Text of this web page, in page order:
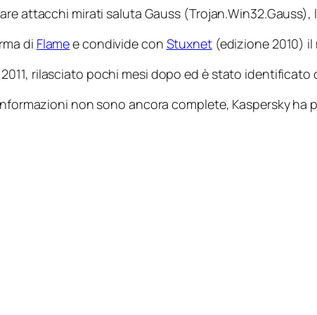
attacchi mirati saluta Gauss (Trojan.Win32.Gauss),
di Flamee condivide con Stuxnet(edizione 2010) il
rilasciato pochi mesi dopo ed è stato identificato
non sono ancora complete, Kaspersky